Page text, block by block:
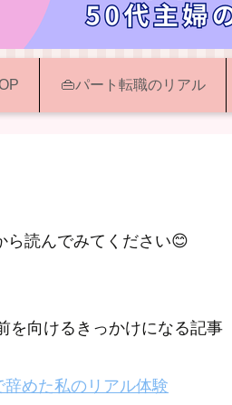
👜パート転職のリアル
ら読んでみてください😊
を向けるきっかけになる記事
めた私のリアル体験